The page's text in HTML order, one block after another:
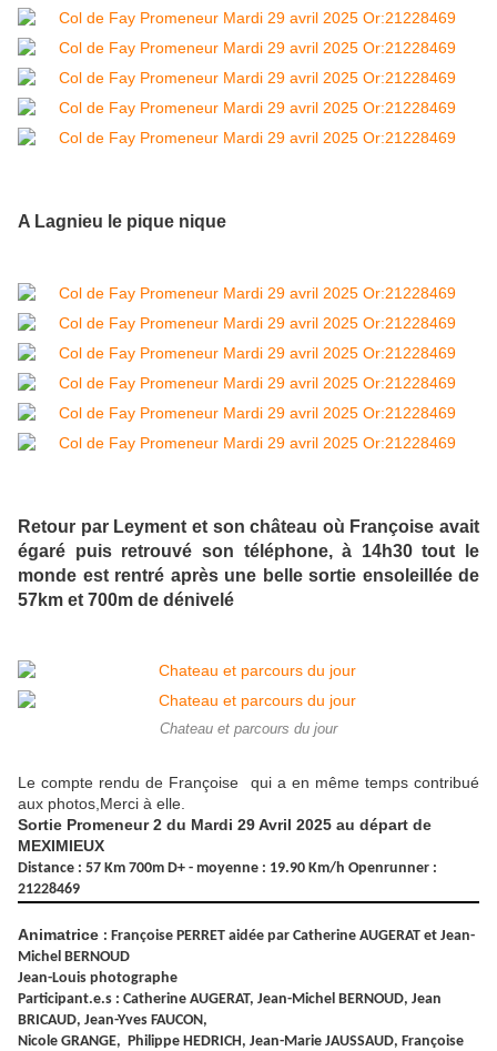
A Lagnieu le pique nique
Retour par Leyment et son château où Françoise avait
égaré puis retrouvé son téléphone, à 14h30 tout le
monde est rentré après une belle sortie ensoleillée de
57km et 700m de dénivelé
Chateau et parcours du jour
Le compte rendu de Françoise qui a en même temps contribué
aux photos,Merci à elle.
Sortie Promeneur 2 du Mardi 29 Avril 2025 au départ de
MEXIMIEUX
Distance : 57 Km 700m D+ - moyenne : 19.90 Km/h Openrunner :
21228469
Animatrice : Françoise PERRET aidée par Catherine AUGERAT et Jean-
Michel BERNOUD
Jean-Louis photographe
Participant.e.s : Catherine AUGERAT, Jean-Michel BERNOUD, Jean
BRICAUD, Jean-Yves FAUCON,
Nicole GRANGE, Philippe HEDRICH, Jean-Marie JAUSSAUD, Françoise